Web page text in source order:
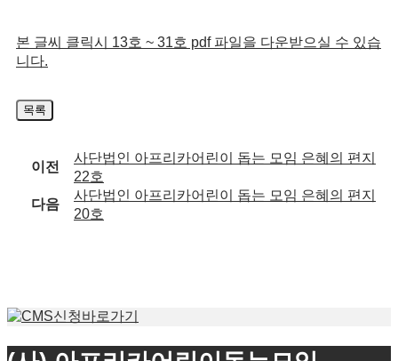
본 글씨 클릭시 13호 ~ 31호 pdf 파일을 다운받으실 수 있습
니다.
목록
이전
사단법인 아프리카어린이 돕는 모임 은혜의 편지
22호
다음
사단법인 아프리카어린이 돕는 모임 은혜의 편지
20호